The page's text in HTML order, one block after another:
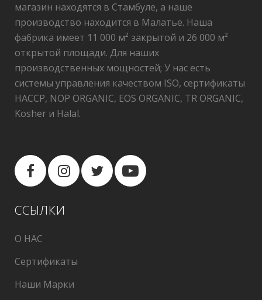
магазин находятся в Стамбуле, а наше
производство находится в Малатье. Наша
фабрика имеет 11 000 м² закрытой и 26 000 м²
открытой площади. Для наших
производственных мощностей; У нас есть
системы управления качеством ISO, сертификаты
HACCP, NOP ORGANIC, EOS ORGANIC, TR ORGANIC,
Kosher и Halal.
ССЫЛКИ
О НАС
Cертификаты
Наши Марки